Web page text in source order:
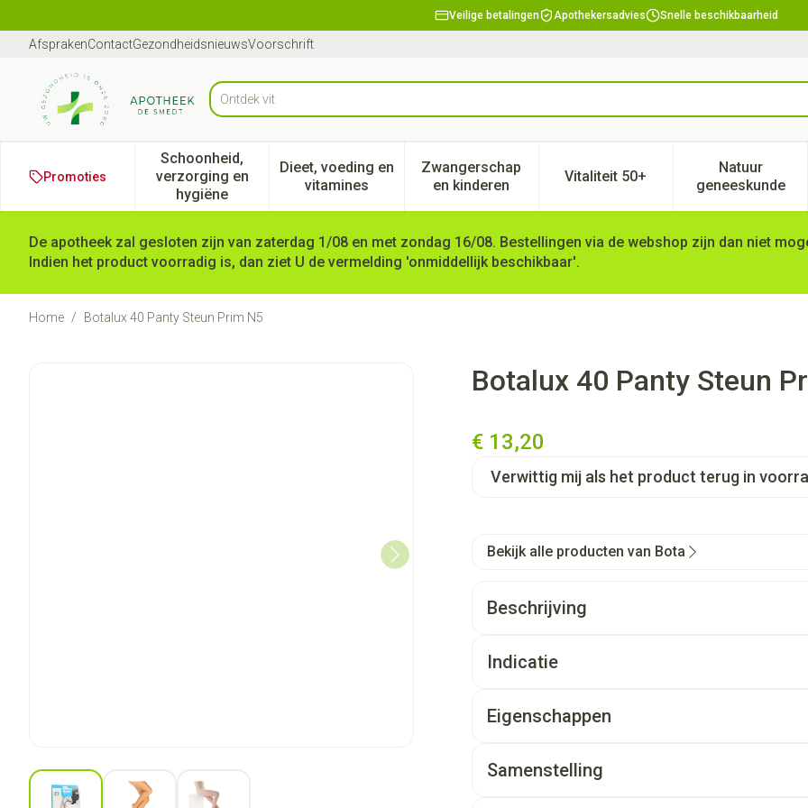
Veilige betalingen Apothekersadvies Snelle beschikbaarheid
AfsprakenContactGezondheidsnieuwsVoorschrift
Product, merk, categorie...
Op
Promoties
Schoonheid,
verzorging en
hygiëne
Toon submenu voor Schoonheid, verzorging en hygiëne categorie
Dieet, voeding en
vitaminesToon submenu voor Dieet, voeding en vitamines categorie
Zwangerschap
en kinderenToon submenu voor Zwangerschap en kinderen
Vitaliteit 50+Toon submenu voor Vitaliteit
Natuur
geneeskunde
Toon
De apotheek zal gesloten zijn van zaterdag 1/08 en met zondag 16/08. Bestellingen via de webshop zijn dan niet
Indien het product voorradig is, dan ziet U de vermelding 'onmiddellijk beschikbaar'.
Home / Botalux 40 Panty Steun Prim N5
View larger imageView larger image
Botalux 40 Panty Steun
€ 13,20
Verwittig mij als het product terug in
Bekijk alle producten van Bota
Beschrijving
Indicatie
Eigenschappen
Ze benaderen sterk een FIJNE STADSKOUS.
Samenstelling